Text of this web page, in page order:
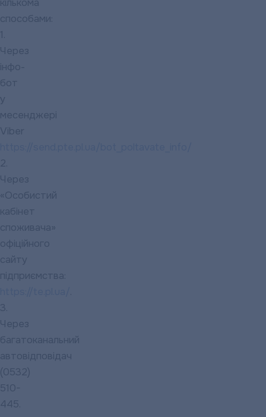
кількома
способами:
1.
Через
інфо-
бот
у
месенджері
Viber
2.
Через
«Особистий
кабінет
споживача»
офіційного
сайту
підприємства:
3.
Через
багатоканальний
автовідповідач
(0532)
510-
445.